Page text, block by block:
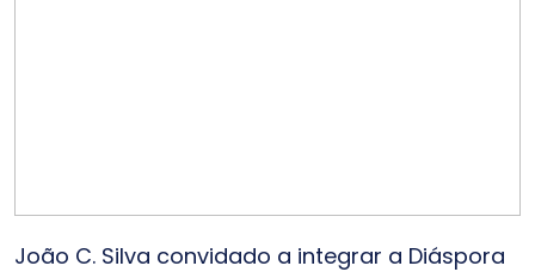
João C. Silva convidado a integrar a Diáspora